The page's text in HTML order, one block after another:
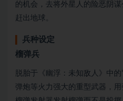
的机会，去将外星人的险恶阴
赶出地球。
兵种设定
榴弹兵
脱胎于《幽浮：未知敌人》中
弹炮等火力强大的重型武器，